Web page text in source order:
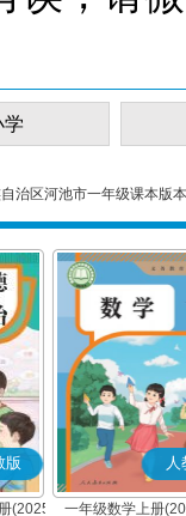
学
治区河池市一年级课本版本
版
(2025
人
一年级数学上册